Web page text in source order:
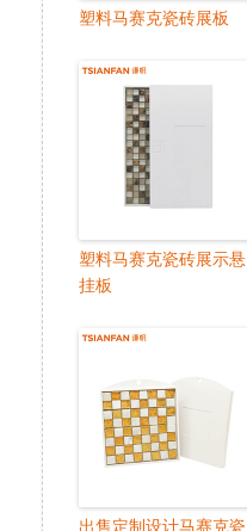
塑料马赛克瓷砖展板
塑料马赛克瓷砖展示悬
挂板
出售定制设计马赛克瓷